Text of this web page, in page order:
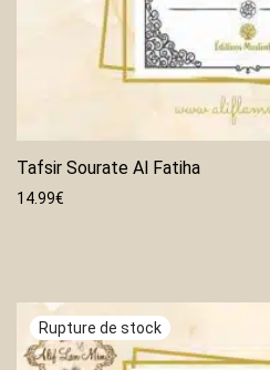
Tafsir Sourate Al Fatiha
14.99€